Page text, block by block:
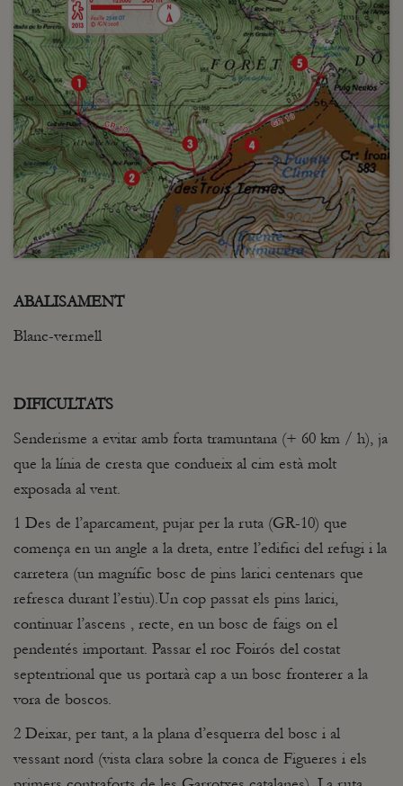
ABALISAMENT
Blanc-vermell
DIFICULTATS
Senderisme a evitar amb forta tramuntana (+ 60 km / h), ja
que la línia de cresta que condueix al cim està molt
exposada al vent.
1 Des de l’aparcament, pujar per la ruta (GR-10) que
comença en un angle a la dreta, entre l’edifici del refugi i la
carretera (un magnífic bosc de pins larici centenars que
refresca durant l’estiu).Un cop passat els pins larici,
continuar l’ascens , recte, en un bosc de faigs on el
pendentés important. Passar el roc Foirós del costat
septentrional que us portarà cap a un bosc fronterer a la
vora de boscos.
2 Deixar, per tant, a la plana d’esquerra del bosc i al
vessant nord (vista clara sobre la conca de Figueres i els